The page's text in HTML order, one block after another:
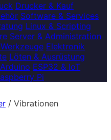
Drucker & Kauf
Software & Services
Linux & Scripting
Server & Administration
Elektronik
Löten & Ausrüstung
Arduino ESP32 & IoT
Pi
/ Vibrationen